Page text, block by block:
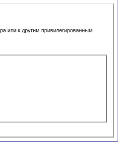
или к другим привилегированным